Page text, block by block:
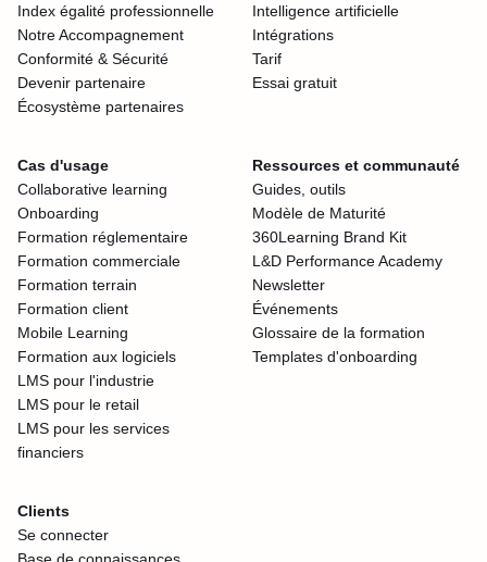
Index égalité professionnelle
Notre Accompagnement
Conformité & Sécurité
Devenir partenaire
Écosystème partenaires
Intelligence artificielle
Intégrations
Tarif
Essai gratuit
Cas d'usage
Collaborative learning
Onboarding
Formation réglementaire
Formation commerciale
Formation terrain
Formation client
Mobile Learning
Formation aux logiciels
LMS pour l'industrie
LMS pour le retail
LMS pour les services
financiers
Ressources et communauté
Guides, outils
Modèle de Maturité
360Learning Brand Kit
L&D Performance Academy
Newsletter
Événements
Glossaire de la formation
Templates d'onboarding
Clients
Se connecter